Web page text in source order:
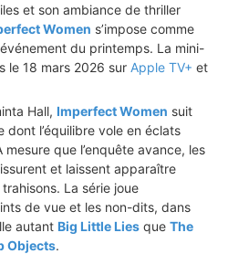
et son ambiance de thriller
Women s’impose comme
du printemps. La mini-
le 18 mars 2026 sur Apple TV+ et
Hall, Imperfect Women suit
l’équilibre vole en éclats
que l’enquête avance, les
et laissent apparaître
La série joue
de vue et les non-dits, dans
autant Big Little Lies que The
Objects.